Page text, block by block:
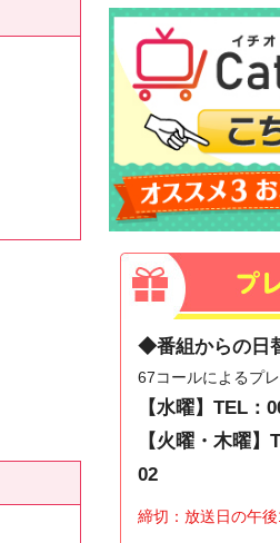
◆番組からの日
67コールによるプ
【水曜】TEL：
【火曜・木曜】
02
締切：放送日の午